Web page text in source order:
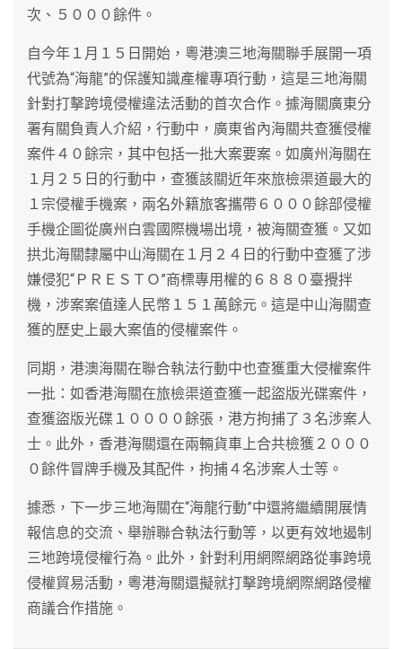
次、５０００餘件。
自今年１月１５日開始，粵港澳三地海關聯手展開一項
代號為“海龍”的保護知識產權專項行動，這是三地海關
針對打擊跨境侵權違法活動的首次合作。據海關廣東分
署有關負責人介紹，行動中，廣東省內海關共查獲侵權
案件４０餘宗，其中包括一批大案要案。如廣州海關在
１月２５日的行動中，查獲該關近年來旅檢渠道最大的
１宗侵權手機案，兩名外籍旅客攜帶６０００餘部侵權
手機企圖從廣州白雲國際機場出境，被海關查獲。又如
拱北海關隸屬中山海關在１月２４日的行動中查獲了涉
嫌侵犯“ＰＲＥＳＴＯ”商標專用權的６８８０臺攪拌
機，涉案案值達人民幣１５１萬餘元。這是中山海關查
獲的歷史上最大案值的侵權案件。
同期，港澳海關在聯合執法行動中也查獲重大侵權案件
一批：如香港海關在旅檢渠道查獲一起盜版光碟案件，
查獲盜版光碟１００００餘張，港方拘捕了３名涉案人
士。此外，香港海關還在兩輛貨車上合共檢獲２０００
０餘件冒牌手機及其配件，拘捕４名涉案人士等。
據悉，下一步三地海關在“海龍行動”中還將繼續開展情
報信息的交流、舉辦聯合執法行動等，以更有效地遏制
三地跨境侵權行為。此外，針對利用網際網路從事跨境
侵權貿易活動，粵港海關還擬就打擊跨境網際網路侵權
商議合作措施。